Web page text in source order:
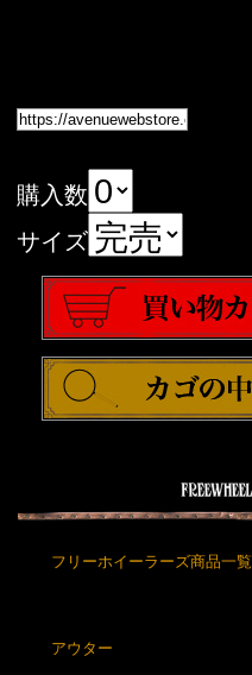
購入数
サイズ
フリーホイーラーズ商品一覧
アウター